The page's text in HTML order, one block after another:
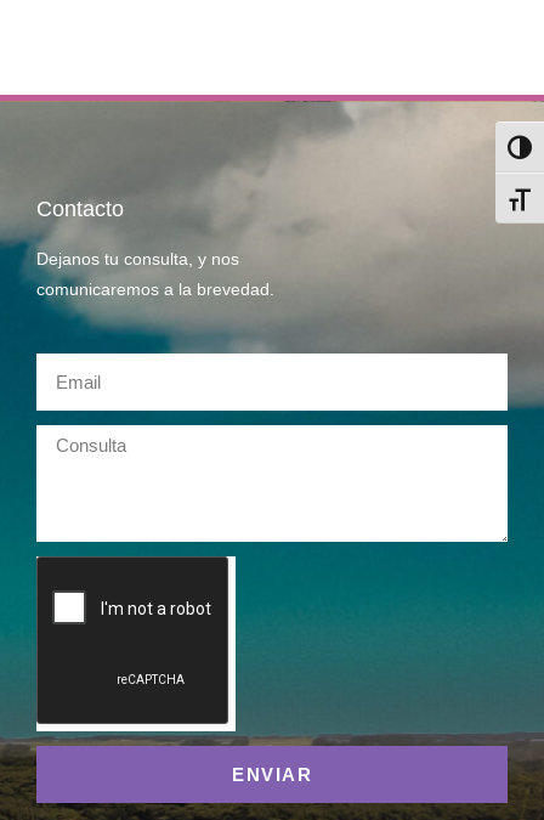
Contacto
Dejanos tu consulta, y nos
comunicaremos a la brevedad.
ENVIAR